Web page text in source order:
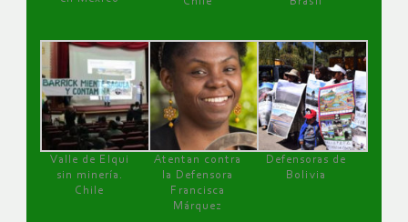
Valle de Elqui
sin minería.
Chile
Atentan contra
la Defensora
Francisca
Márquez
Defensoras de
Bolivia